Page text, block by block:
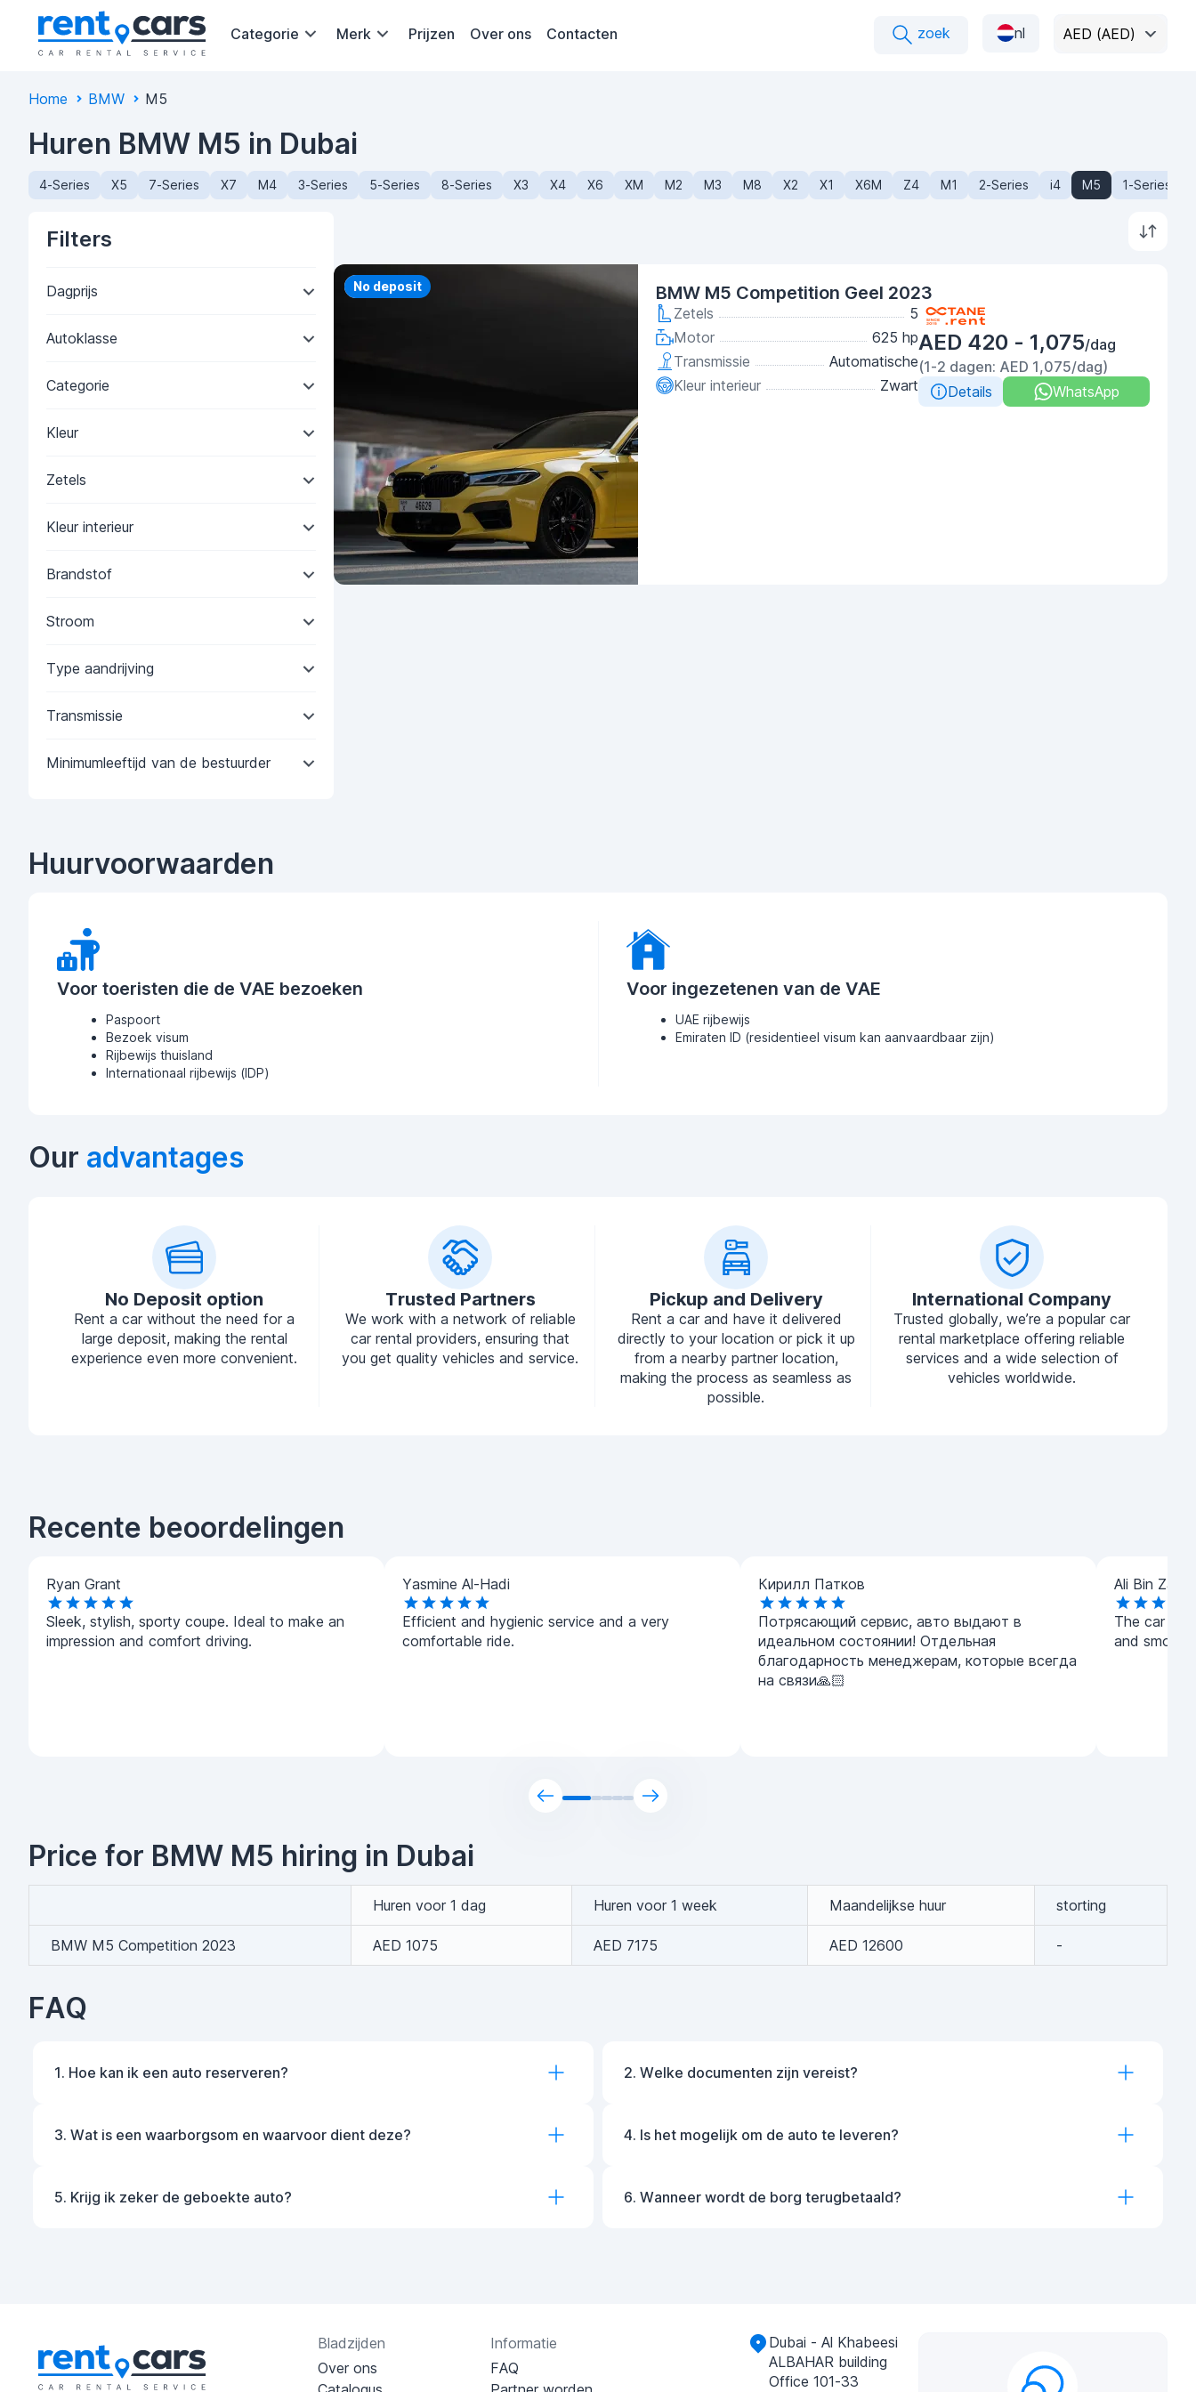
Categorie Merk Prijzen Over ons Contacten zoek nl AED (AED)
Home BMW M5
Huren BMW M5 in Dubai
4-Series X5 7-Series X7 M4 3-Series 5-Series 8-Series X3 X4 X6 XM M2 M3 M8 X2 X1 X6M Z4 M1 2-Series i4 M5 1-Series
Filters
Dagprijs
Autoklasse
Categorie
Kleur
Zetels
Kleur interieur
Brandstof
Stroom
Type aandrijving
Transmissie
Minimumleeftijd van de bestuurder
Priority
No deposit BMW M5 Competition Geel 2023
Zetels
5
Motor
625 hp
Transmissie
Automatische
Kleur interieur
Zwart
AED 420 - 1,075/dag
(1-2 dagen: AED 1,075/dag)
Details
WhatsApp
Huurvoorwaarden
Voor toeristen die de VAE bezoeken
Paspoort
Bezoek visum
Rijbewijs thuisland
Internationaal rijbewijs (IDP)
Voor ingezetenen van de VAE
UAE rijbewijs
Emiraten ID (residentieel visum kan aanvaardbaar zijn)
Our advantages
No Deposit option
Rent a car without the need for a
large deposit, making the rental
experience even more convenient.
Trusted Partners
We work with a network of reliable
car rental providers, ensuring that
you get quality vehicles and service.
Pickup and Delivery
Rent a car and have it delivered
directly to your location or pick it up
from a nearby partner location,
making the process as seamless as
possible.
International Company
Trusted globally, we’re a popular car
rental marketplace offering reliable
services and a wide selection of
vehicles worldwide.
Recente beoordelingen
Ryan Grant
Sleek, stylish, sporty coupe. Ideal to make an
impression and comfort driving.
Yasmine Al-Hadi
Efficient and hygienic service and a very
comfortable ride.
Кирилл Патков
Потрясающий сервис, авто выдают в
идеальном состоянии! Отдельная
благодарность менеджерам, которые всегда
на связи🙏🏻
Ali Bin
The car
and smooth.
Price for BMW M5 hiring in Dubai
Huren voor 1 dag Huren voor 1 week Maandelijkse huur storting
BMW M5 Competition 2023 AED 1075 AED 7175 AED 12600 -
FAQ
1. Hoe kan ik een auto reserveren?
3. Wat is een waarborgsom en waarvoor dient deze?
5. Krijg ik zeker de geboekte auto?
2. Welke documenten zijn vereist?
4. Is het mogelijk om de auto te leveren?
6. Wanneer wordt de borg terugbetaald?
Bladzijden
Over ons
Informatie
FAQ
Dubai - Al Khabeesi
ALBAHAR building
Office 101-33